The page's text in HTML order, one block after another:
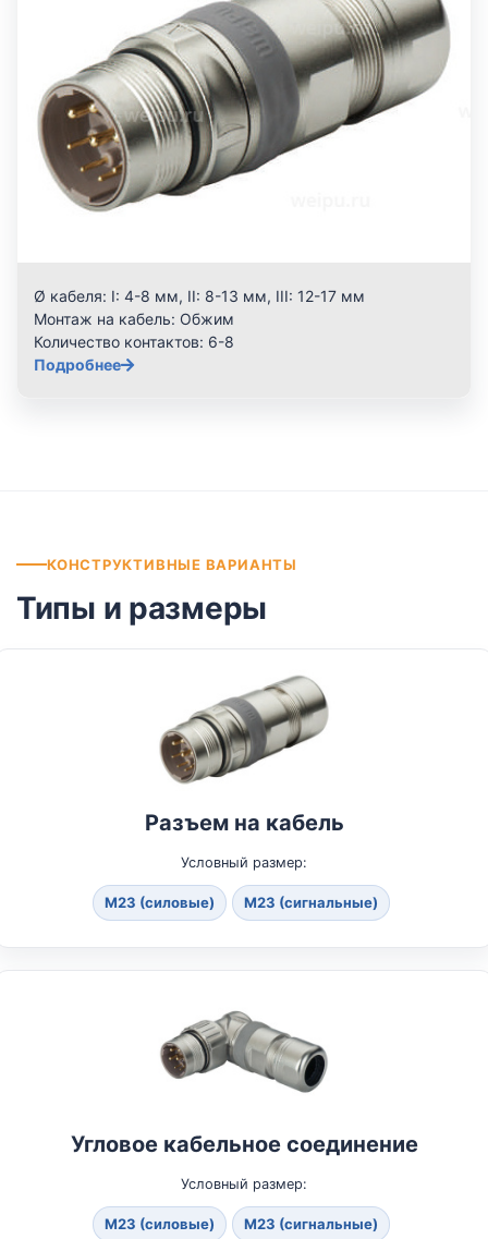
Ø кабеля: I: 4-8 мм, II: 8-13 мм, III: 12-17 мм
Монтаж на кабель: Обжим
Количество контактов: 6-8
Подробнее
КОНСТРУКТИВНЫЕ ВАРИАНТЫ
Типы и размеры
Разъем на кабель
Условный размер:
M23 (силовые) M23 (сигнальные)
Угловое кабельное соединение
Условный размер:
M23 (силовые) M23 (сигнальные)